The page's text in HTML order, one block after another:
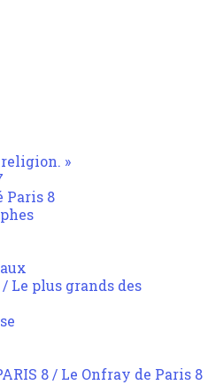
»
Paris 8
Le plus grands des
8 / Le Onfray de Paris 8